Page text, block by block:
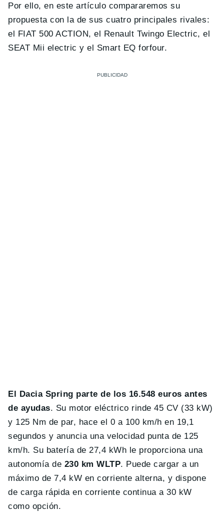
Por ello, en este artículo compararemos su
propuesta con la de sus cuatro principales rivales:
el FIAT 500 ACTION, el Renault Twingo Electric, el
SEAT Mii electric y el Smart EQ forfour.
El Dacia Spring parte de los 16.548 euros antes
de ayudas. Su motor eléctrico rinde 45 CV (33 kW)
y 125 Nm de par, hace el 0 a 100 km/h en 19,1
segundos y anuncia una velocidad punta de 125
km/h. Su batería de 27,4 kWh le proporciona una
autonomía de 230 km WLTP. Puede cargar a un
máximo de 7,4 kW en corriente alterna, y dispone
de carga rápida en corriente continua a 30 kW
como opción.